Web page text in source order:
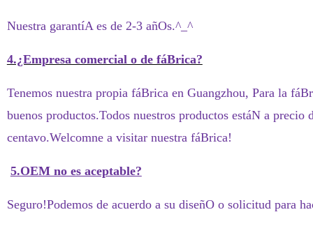
Nuestra garantíA es de 2-3 añOs.^_^
4.¿Empresa comercial o de fáBrica?
Tenemos nuestra propia fáBrica en Guangzhou, Para la
buenos productos.Todos nuestros productos estáN a
centavo.Welcomne a visitar nuestra fáBrica!
5.OEM no es aceptable?
Seguro!Podemos de acuerdo a su diseñO o solicitud para